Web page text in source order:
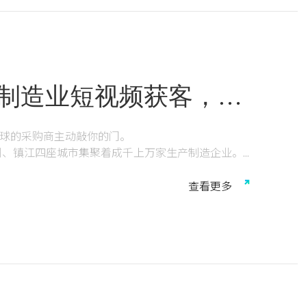
造业短视频获客，必
采购商主动敲你的门。
镇江四座城市集聚着成千上万家生产制造企业。
、微信视频号、TikTok、Facebook为核心的短视
企业同样需要极致的品牌声量和品效合一的闭
查看更多